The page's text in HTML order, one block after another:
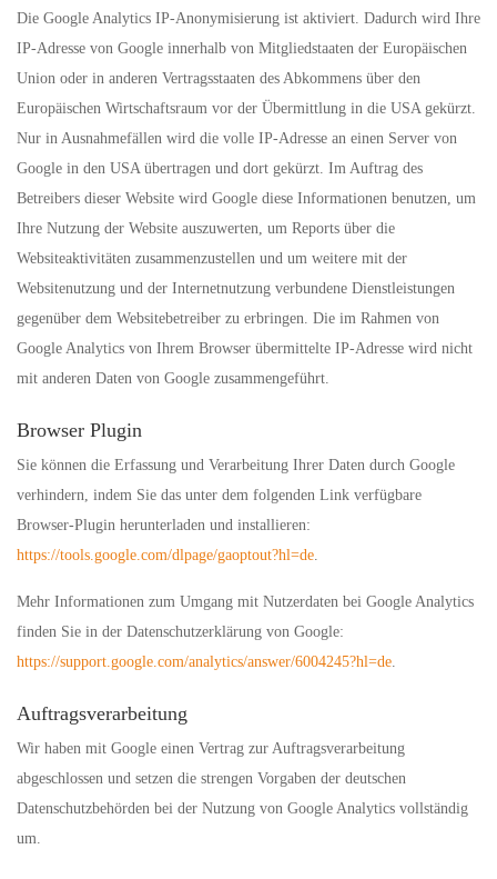
Die Google Analytics IP-Anonymisierung ist aktiviert. Dadurch wird Ihre
IP-Adresse von Google innerhalb von Mitgliedstaaten der Europäischen
Union oder in anderen Vertragsstaaten des Abkommens über den
Europäischen Wirtschaftsraum vor der Übermittlung in die USA gekürzt.
Nur in Ausnahmefällen wird die volle IP-Adresse an einen Server von
Google in den USA übertragen und dort gekürzt. Im Auftrag des
Betreibers dieser Website wird Google diese Informationen benutzen, um
Ihre Nutzung der Website auszuwerten, um Reports über die
Websiteaktivitäten zusammenzustellen und um weitere mit der
Websitenutzung und der Internetnutzung verbundene Dienstleistungen
gegenüber dem Websitebetreiber zu erbringen. Die im Rahmen von
Google Analytics von Ihrem Browser übermittelte IP-Adresse wird nicht
mit anderen Daten von Google zusammengeführt.
Browser Plugin
Sie können die Erfassung und Verarbeitung Ihrer Daten durch Google
verhindern, indem Sie das unter dem folgenden Link verfügbare
Browser-Plugin herunterladen und installieren:
https://tools.google.com/dlpage/gaoptout?hl=de.
Mehr Informationen zum Umgang mit Nutzerdaten bei Google Analytics
finden Sie in der Datenschutzerklärung von Google:
https://support.google.com/analytics/answer/6004245?hl=de.
Auftragsverarbeitung
Wir haben mit Google einen Vertrag zur Auftragsverarbeitung
abgeschlossen und setzen die strengen Vorgaben der deutschen
Datenschutzbehörden bei der Nutzung von Google Analytics vollständig
um.